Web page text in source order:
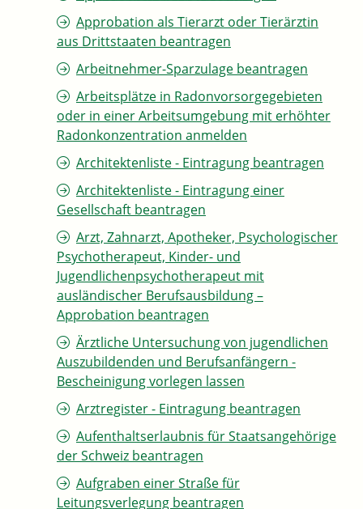
Approbation als Tierarzt oder Tierärztin
aus Drittstaaten beantragen
Arbeitnehmer-Sparzulage beantragen
Arbeitsplätze in Radonvorsorgegebieten
oder in einer Arbeitsumgebung mit erhöhter
Radonkonzentration anmelden
Architektenliste - Eintragung beantragen
Architektenliste - Eintragung einer
Gesellschaft beantragen
Arzt, Zahnarzt, Apotheker, Psychologischer
Psychotherapeut, Kinder- und
Jugendlichenpsychotherapeut mit
ausländischer Berufsausbildung –
Approbation beantragen
Ärztliche Untersuchung von jugendlichen
Auszubildenden und Berufsanfängern -
Bescheinigung vorlegen lassen
Arztregister - Eintragung beantragen
Aufenthaltserlaubnis für Staatsangehörige
der Schweiz beantragen
Aufgraben einer Straße für
Leitungsverlegung beantragen